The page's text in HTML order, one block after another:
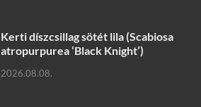
Kerti díszcsillag sötét lila (Scabiosa
atropurpurea ‘Black Knight’)
2026.08.08.